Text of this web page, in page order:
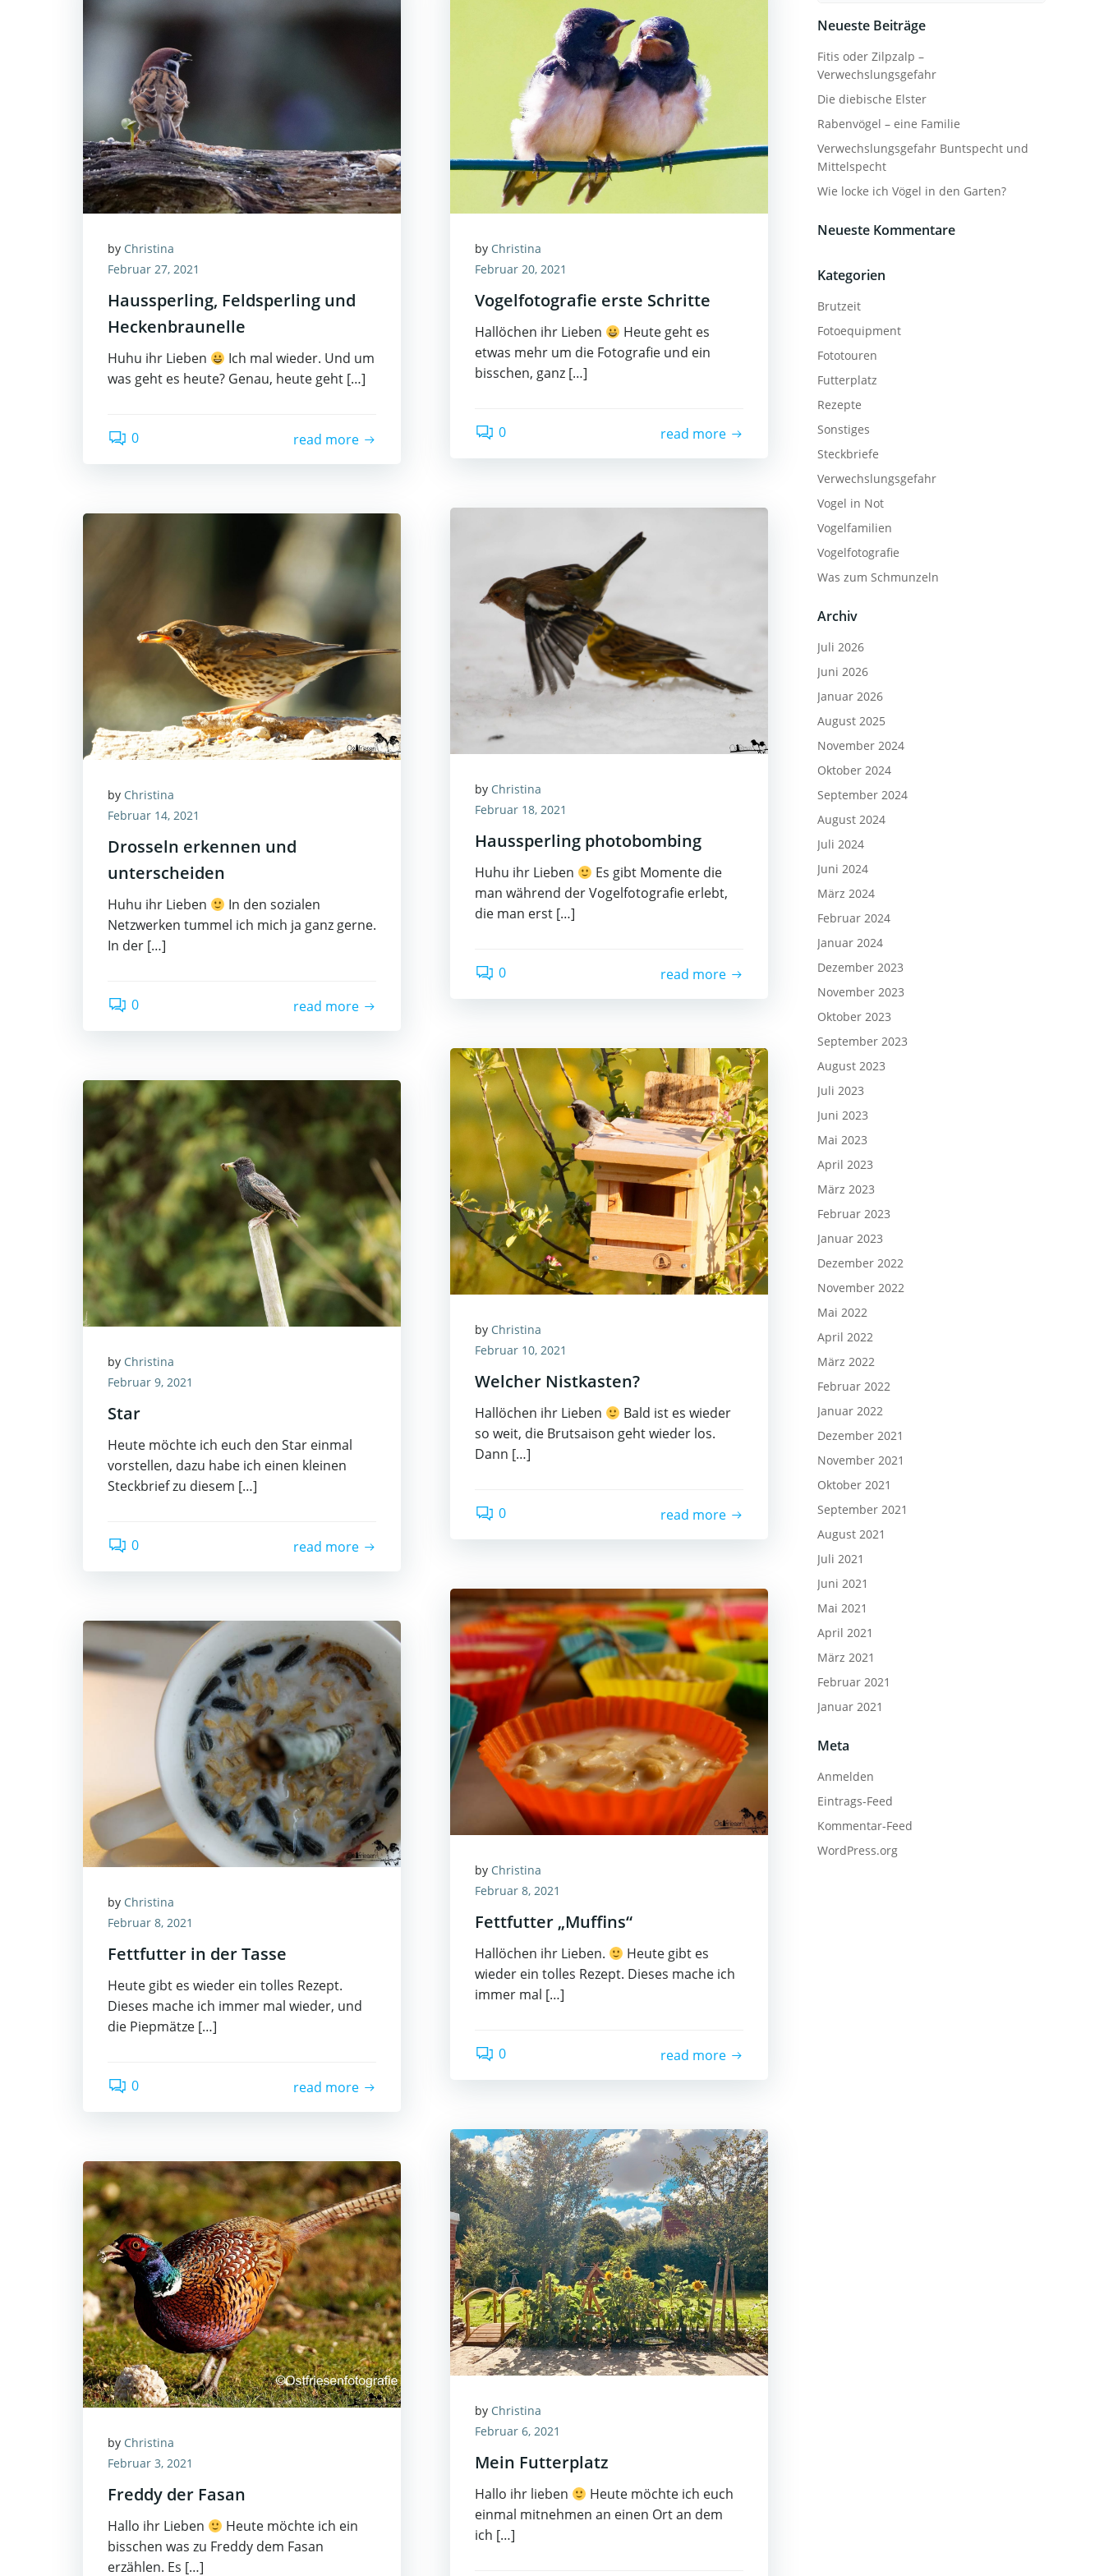
by Christina
Februar 27, 2021
Haussperling, Feldsperling und
Heckenbraunelle
Huhu ihr Lieben
Ich mal wieder. Und um
was geht es heute? Genau, heute geht […]
0 read more
by Christina
Februar 20, 2021
Vogelfotografie erste Schritte
Hallöchen ihr Lieben
Heute geht es
etwas mehr um die Fotografie und ein
bisschen, ganz […]
0 read more
by Christina
Februar 18, 2021
Haussperling photobombing
Huhu ihr Lieben
Es gibt Momente die
man während der Vogelfotografie erlebt,
die man erst […]
0 read more
by Christina
Februar 14, 2021
Drosseln erkennen und
unterscheiden
Huhu ihr Lieben
In den sozialen
Netzwerken tummel ich mich ja ganz gerne.
In der […]
0 read more
by Christina
Februar 10, 2021
Welcher Nistkasten?
Hallöchen ihr Lieben
Bald ist es wieder
so weit, die Brutsaison geht wieder los.
Dann […]
0 read more
by Christina
Februar 9, 2021
Star
Heute möchte ich euch den Star einmal
vorstellen, dazu habe ich einen kleinen
Steckbrief zu diesem […]
0 read more
by Christina
Februar 8, 2021
Fettfutter „Muffins“
Hallöchen ihr Lieben.
Heute gibt es
wieder ein tolles Rezept. Dieses mache ich
immer mal […]
0 read more
by Christina
Februar 8, 2021
Fettfutter in der Tasse
Heute gibt es wieder ein tolles Rezept.
Dieses mache ich immer mal wieder, und
die Piepmätze […]
0 read more
by Christina
Februar 6, 2021
Mein Futterplatz
Hallo ihr lieben
Heute möchte ich euch
einmal mitnehmen an einen Ort an dem
ich […]
by Christina
Februar 3, 2021
Freddy der Fasan
Hallo ihr Lieben
Heute möchte ich ein
bisschen was zu Freddy dem Fasan
erzählen. Es […]
Neueste Beiträge
Fitis oder Zilpzalp –
Verwechslungsgefahr
Die diebische Elster
Rabenvögel – eine Familie
Verwechslungsgefahr Buntspecht und
Mittelspecht
Wie locke ich Vögel in den Garten?
Neueste Kommentare
Kategorien
Brutzeit
Fotoequipment
Fototouren
Futterplatz
Rezepte
Sonstiges
Steckbriefe
Verwechslungsgefahr
Vogel in Not
Vogelfamilien
Vogelfotografie
Was zum Schmunzeln
Archiv
Juli 2026
Juni 2026
Januar 2026
August 2025
November 2024
Oktober 2024
September 2024
August 2024
Juli 2024
Juni 2024
März 2024
Februar 2024
Januar 2024
Dezember 2023
November 2023
Oktober 2023
September 2023
August 2023
Juli 2023
Juni 2023
Mai 2023
April 2023
März 2023
Februar 2023
Januar 2023
Dezember 2022
November 2022
Mai 2022
April 2022
März 2022
Februar 2022
Januar 2022
Dezember 2021
November 2021
Oktober 2021
September 2021
August 2021
Juli 2021
Juni 2021
Mai 2021
April 2021
März 2021
Februar 2021
Januar 2021
Meta
Anmelden
Eintrags-Feed
Kommentar-Feed
WordPress.org